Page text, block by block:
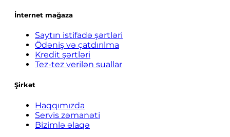
İnternet mağaza
Saytın istifadə şərtləri
Ödəniş və çatdırılma
Kredit şərtləri
Tez-tez verilən suallar
Şirkət
Haqqımızda
Servis zəmanəti
Bizimlə əlaqə